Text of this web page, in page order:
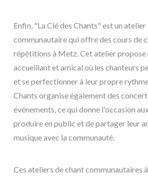
Enfin, "La Clé des Chants" est un
communautaire qui offre des cours de
répétitions à Metz. Cet atelier propose
accueillant et amical où les chanteurs
et se perfectionner à leur propre
Chants organise également des
événements, ce qui donne l'occasion
produire en public et de partager leur
musique avec la communauté.
Ces ateliers de chant communautaires